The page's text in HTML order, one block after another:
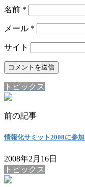
名前 *
メール *
サイト
トピックス
前の記事
情報化サミット2008に参加
2008年2月16日
トピックス